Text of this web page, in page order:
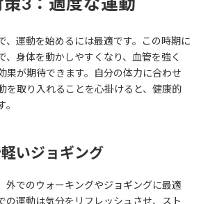
、運動を始めるには最適です。この時期に
、身体を動かしやすくなり、血管を強く
果が期待できます。自分の体力に合わせ
を取り入れることを心掛けると、健康的
いジョギング
外でのウォーキングやジョギングに最適
の運動は気分をリフレッシュさせ、スト